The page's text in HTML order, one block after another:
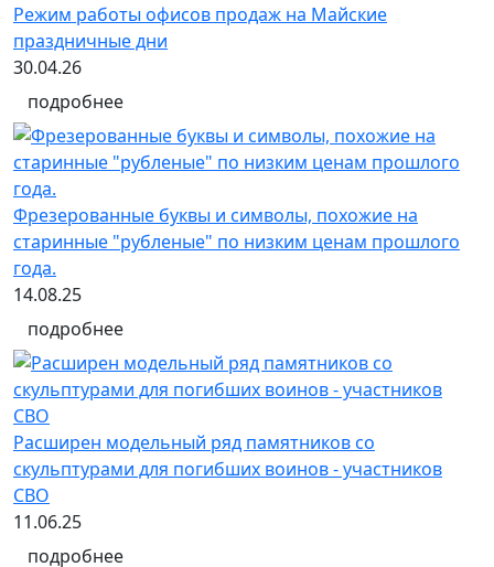
Режим работы офисов продаж на Майские
праздничные дни
30.04.26
подробнее
Фрезерованные буквы и символы, похожие на
старинные "рубленые" по низким ценам прошлого
года.
14.08.25
подробнее
Расширен модельный ряд памятников со
скульптурами для погибших воинов - участников
СВО
11.06.25
подробнее